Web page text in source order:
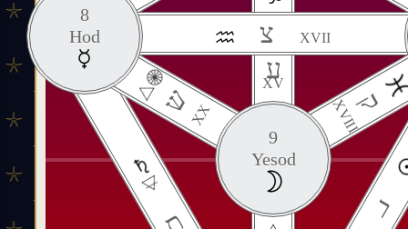
ע
XV
8
Hod
צ XVII
שXX קXVIII
ר
9
Yesod